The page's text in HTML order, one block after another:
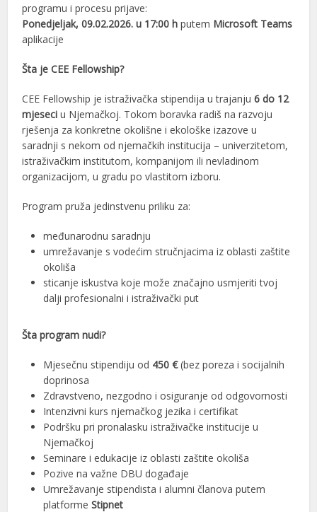
programu i procesu prijave:
Ponedjeljak, 09.02.2026. u 17:00 h putem Microsoft Teams
aplikacije
Šta je CEE Fellowship?
CEE Fellowship je istraživačka stipendija u trajanju6 do 12
mjeseci u Njemačkoj. Tokom boravka radiš na razvoju
rješenja za konkretne okolišne i ekološke izazove u
saradnji s nekom od njemačkih institucija – univerzitetom,
istraživačkim institutom, kompanijom ili nevladinom
organizacijom, u gradu po vlastitom izboru.
Program pruža jedinstvenu priliku za:
međunarodnu saradnju
umrežavanje s vodećim stručnjacima iz oblasti zaštite
okoliša
sticanje iskustva koje može značajno usmjeriti tvoj
dalji profesionalni i istraživački put
Šta program nudi?
Mjesečnu stipendiju od 450 €(bez poreza i socijalnih
doprinosa
Zdravstveno, nezgodno i osiguranje od odgovornosti
Intenzivni kurs njemačkog jezika i certifikat
Podršku pri pronalasku istraživačke institucije u
Njemačkoj
Seminare i edukacije iz oblasti zaštite okoliša
Pozive na važne DBU događaje
Umrežavanje stipendista i alumni članova putem
platformeStipnet